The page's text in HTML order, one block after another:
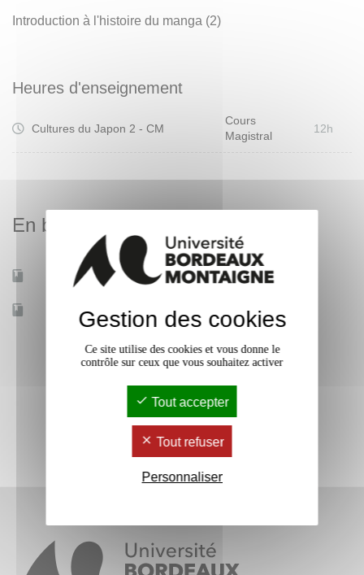
Introduction à l'histoire du manga (2)
Heures d'enseignement
Cultures du Japon 2 - CM
Cours
Magistral
12h
En bref
Mobilité d'études Oui
Accessible à distance
Gestion des cookies
Ce site utilise des cookies et vous donne le
contrôle sur ceux que vous souhaitez activer
Tout accepter
Tout refuser
Personnaliser